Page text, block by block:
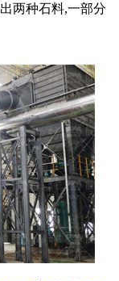
两种石料,一部分